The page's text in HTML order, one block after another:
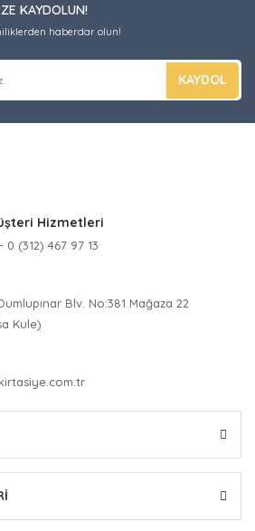
KAYDOLUN!
haberdar olun!
KAYDOL
Hizmetleri
0 (312) 467 97 13
Blv. No:381 Mağaza 22
Kule)